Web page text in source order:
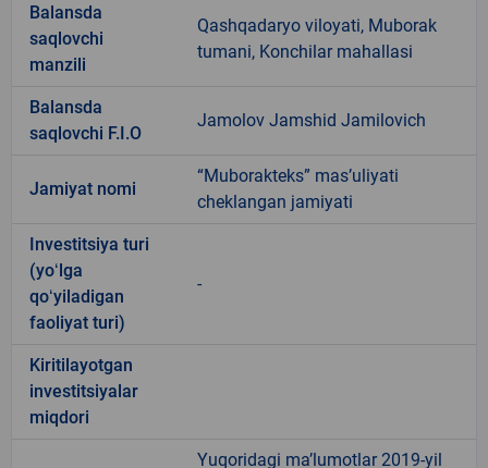
Balansda
saqlovchi
manzili
Qashqadaryo viloyati, Muborak
tumani, Konchilar mahallasi
Balansda
saqlovchi F.I.O
Jamolov Jamshid Jamilovich
Jamiyat nomi
“Muborakteks” mas’uliyati
cheklangan jamiyati
Investitsiya turi
(yoʻlga
qoʻyiladigan
faoliyat turi)
-
Kiritilayotgan
investitsiyalar
miqdori
Yuqoridagi ma’lumotlar 2019-yil